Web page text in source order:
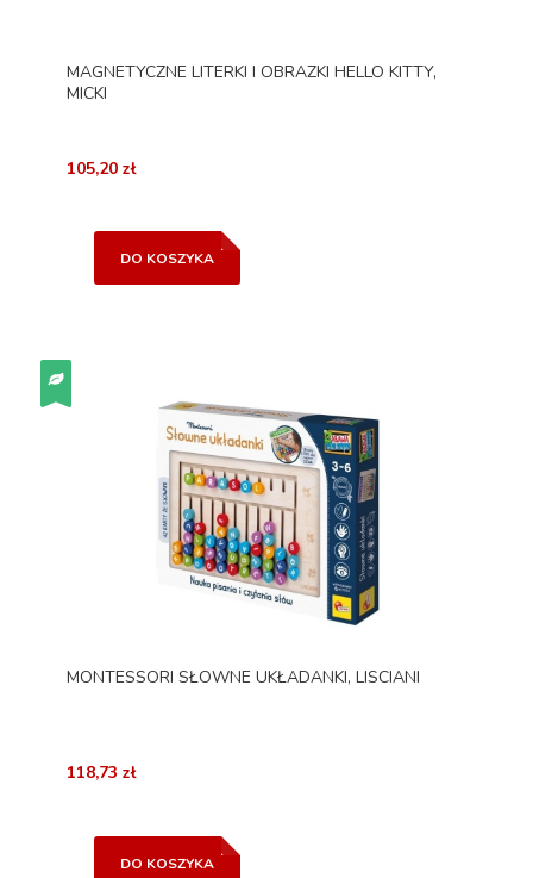
MAGNETYCZNE LITERKI I OBRAZKI HELLO KITTY,
MICKI
105,20 zł
DO KOSZYKA
MONTESSORI SŁOWNE UKŁADANKI, LISCIANI
118,73 zł
DO KOSZYKA